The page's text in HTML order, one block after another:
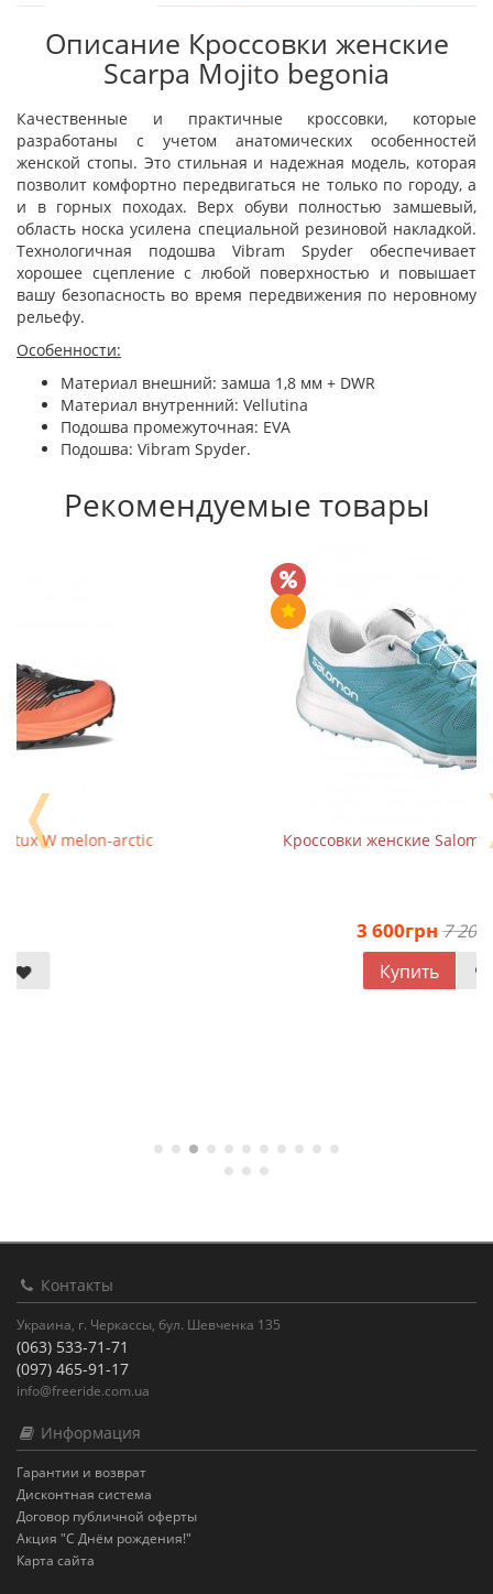
Описание Кроссовки женские
Scarpa Mojito begonia
Качественные и практичные кроссовки, которые
разработаны с учетом анатомических особенностей
женской стопы. Это стильная и надежная модель, которая
позволит комфортно передвигаться не только по городу, а
и в горных походах. Верх обуви полностью замшевый,
область носка усилена специальной резиновой накладкой.
Технологичная подошва Vibram Spyder обеспечивает
хорошее сцепление с любой поверхностью и повышает
вашу безопасность во время передвижения по неровному
рельефу.
Особенности:
Материал внешний: замша 1,8 мм + DWR
Материал внутренний: Vellutina
Подошва промежуточная: EVA
Подошва: Vibram Spyder.
Рекомендуемые товары
Кроссовки женские Salomon Sense Pro 2
❬
Контакты
Украина, г. Черкассы, бул. Шевченка 135
(063) 533-71-71
(097) 465-91-17
info@freeride.com.ua
Информация
Гарантии и возврат
Дисконтная система
Договор публичной оферты
Акция "С Днём рождения!"
Карта сайта